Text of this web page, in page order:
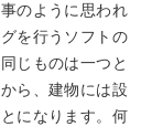
のように思われ
を行うソフトの
じものは一つと
ら、建物には設
になります。何